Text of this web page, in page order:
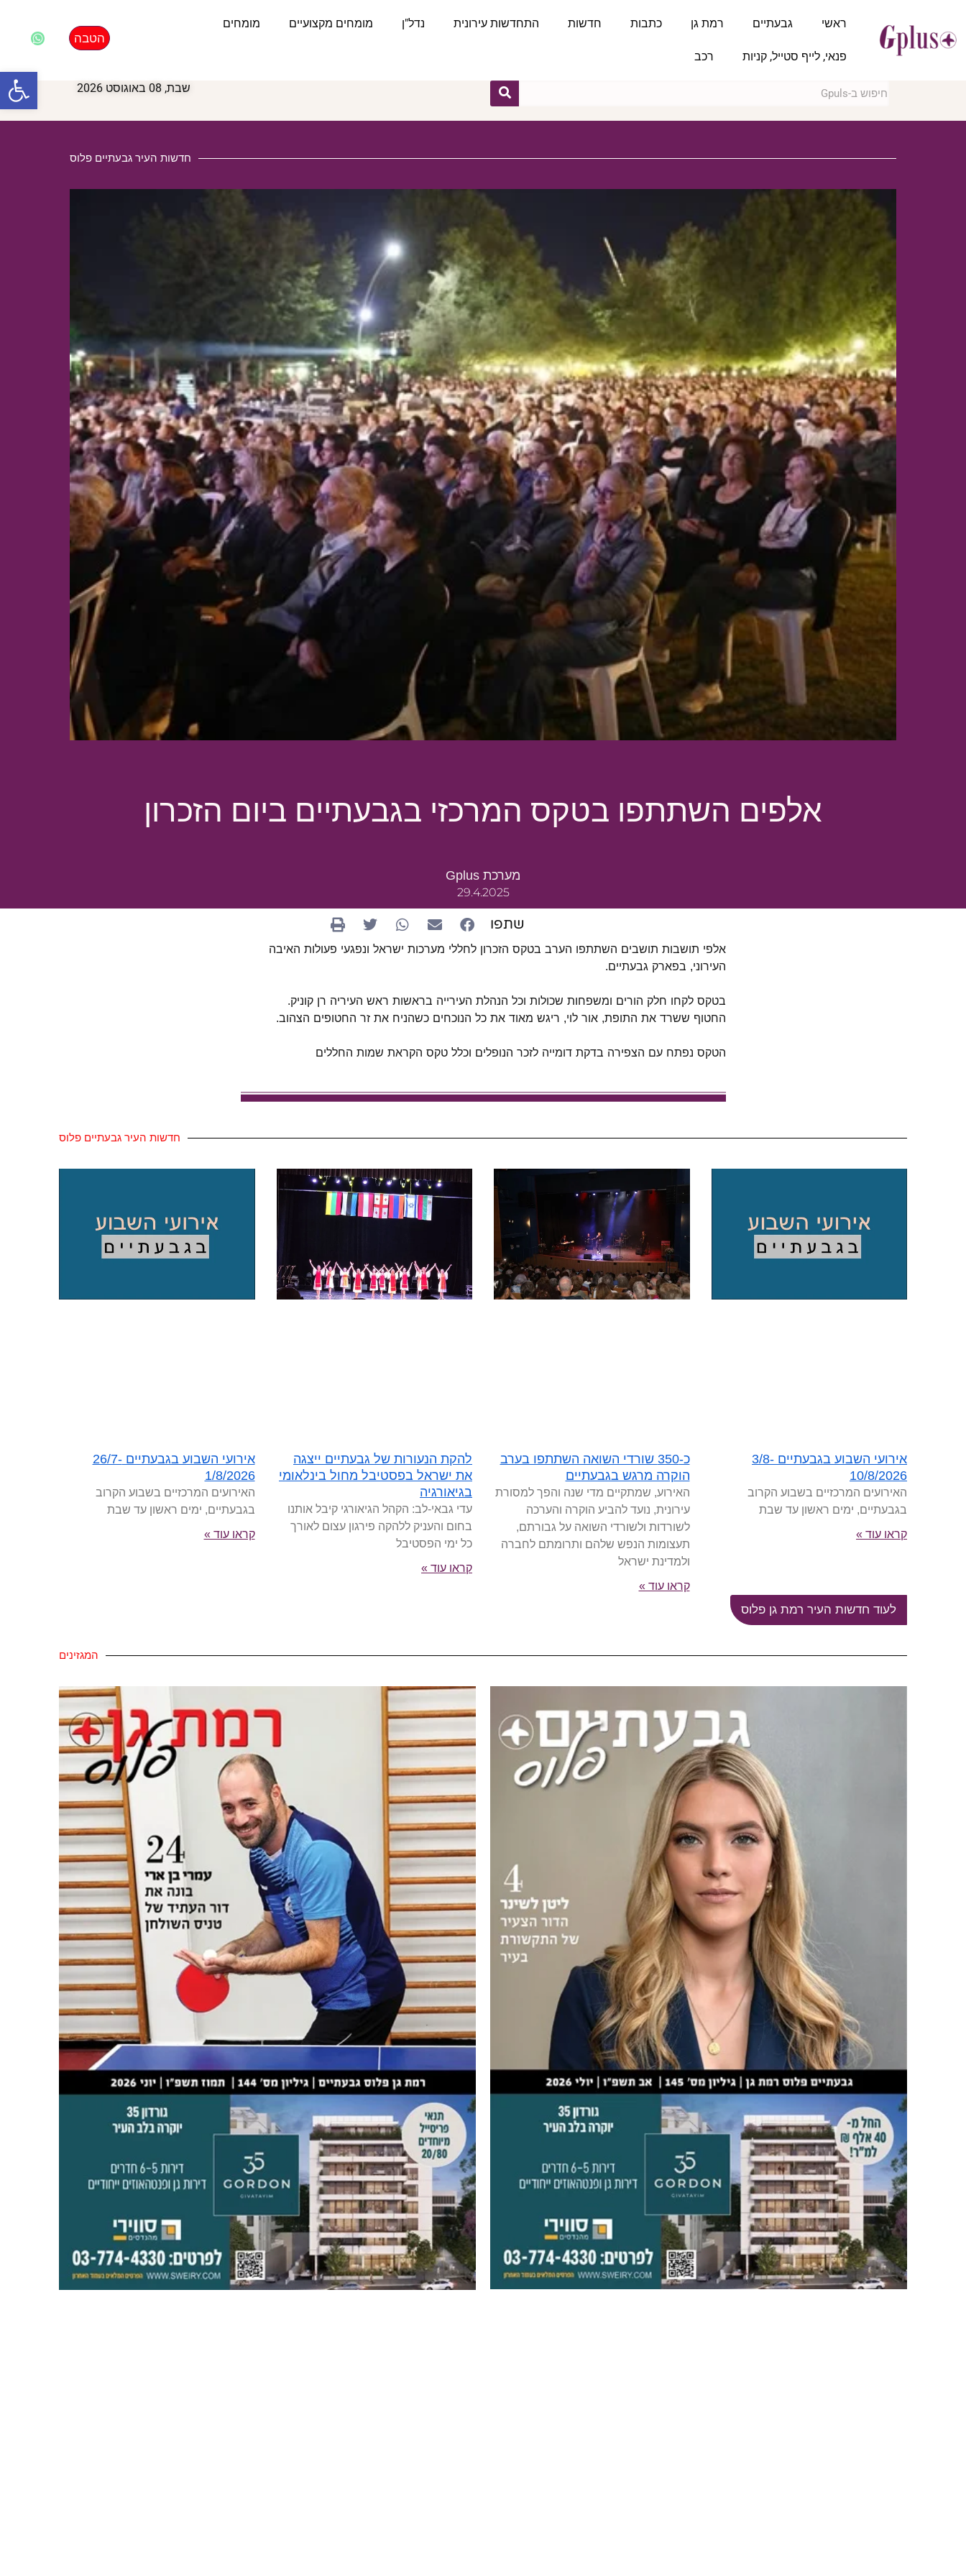
ראשי גבעתיים רמת גן כתבות חדשות התחדשות עירונית נדל"ן מומחים מקצועיים מומחים
פנאי, לייף סטייל, קניות רכב
הטבה
שבת, 08 באוגוסט 2026
חדשות העיר גבעתיים פלוס
אלפים השתתפו בטקס המרכזי בגבעתיים ביום הזכרון
מערכת Gplus
29.4.2025
שתפו
אלפי תושבות תושבים השתתפו הערב בטקס הזכרון לחללי מערכות ישראל ונפגעי פעולות האיבה
העירוני, בפארק גבעתיים.
בטקס לקחו חלק הורים ומשפחות שכולות וכל הנהלת העירייה בראשות ראש העיריה רן קוניק.
החטוף ששרד את התופת, אור לוי, ריגש מאוד את כל הנוכחים כשהניח את זר החטופים הצהוב.
הטקס נפתח עם הצפירה בדקת דומייה לזכר הנופלים וכלל טקס הקראת שמות החללים
חדשות העיר גבעתיים פלוס
אירועי השבוע בגבעתיים 3/8-
10/8/2026
האירועים המרכזיים בשבוע הקרוב
בגבעתיים, ימים ראשון עד שבת
קראו עוד »
כ-350 שורדי השואה השתתפו בערב
הוקרה מרגש בגבעתיים
האירוע, שמתקיים מדי שנה והפך למסורת
עירונית, נועד להביע הוקרה והערכה
לשורדות ולשורדי השואה על גבורתם,
תעצומות הנפש שלהם ותרומתם לחברה
ולמדינת ישראל
קראו עוד »
להקת הנעורות של גבעתיים ייצגה
את ישראל בפסטיבל מחול בינלאומי
בגיאורגיה
עדי גבאי-לב: הקהל הגיאורגי קיבל אותנו
בחום והעניק ללהקה פירגון עצום לאורך
כל ימי הפסטיבל
קראו עוד »
אירועי השבוע בגבעתיים 26/7-
1/8/2026
האירועים המרכזיים בשבוע הקרוב
בגבעתיים, ימים ראשון עד שבת
קראו עוד »
לעוד חדשות העיר רמת גן פלוס
המגזינים
פתח